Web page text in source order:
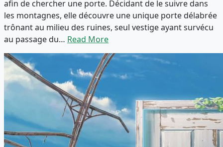
afin de chercher une porte. Décidant de le suivre dans
les montagnes, elle découvre une unique porte délabrée
trônant au milieu des ruines, seul vestige ayant survécu
au passage du… Read More